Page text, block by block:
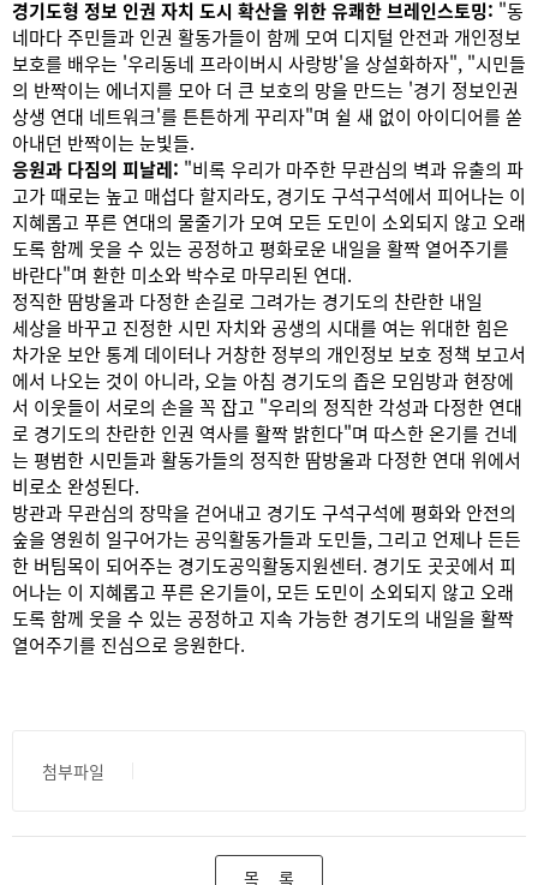
경기도형 정보 인권 자치 도시 확산을 위한 유쾌한 브레인스토밍: "동
네마다 주민들과 인권 활동가들이 함께 모여 디지털 안전과 개인정보
보호를 배우는 '우리동네 프라이버시 사랑방'을 상설화하자", "시민들
의 반짝이는 에너지를 모아 더 큰 보호의 망을 만드는 '경기 정보인권
상생 연대 네트워크'를 튼튼하게 꾸리자"며 쉴 새 없이 아이디어를 쏟
아내던 반짝이는 눈빛들.
응원과 다짐의 피날레: "비록 우리가 마주한 무관심의 벽과 유출의 파
고가 때로는 높고 매섭다 할지라도, 경기도 구석구석에서 피어나는 이
지혜롭고 푸른 연대의 물줄기가 모여 모든 도민이 소외되지 않고 오래
도록 함께 웃을 수 있는 공정하고 평화로운 내일을 활짝 열어주기를
바란다"며 환한 미소와 박수로 마무리된 연대.
정직한 땀방울과 다정한 손길로 그려가는 경기도의 찬란한 내일
세상을 바꾸고 진정한 시민 자치와 공생의 시대를 여는 위대한 힘은
차가운 보안 통계 데이터나 거창한 정부의 개인정보 보호 정책 보고서
에서 나오는 것이 아니라, 오늘 아침 경기도의 좁은 모임방과 현장에
서 이웃들이 서로의 손을 꼭 잡고 "우리의 정직한 각성과 다정한 연대
로 경기도의 찬란한 인권 역사를 활짝 밝힌다"며 따스한 온기를 건네
는 평범한 시민들과 활동가들의 정직한 땀방울과 다정한 연대 위에서
비로소 완성된다.
방관과 무관심의 장막을 걷어내고 경기도 구석구석에 평화와 안전의
숲을 영원히 일구어가는 공익활동가들과 도민들, 그리고 언제나 든든
한 버팀목이 되어주는 경기도공익활동지원센터. 경기도 곳곳에서 피
어나는 이 지혜롭고 푸른 온기들이, 모든 도민이 소외되지 않고 오래
도록 함께 웃을 수 있는 공정하고 지속 가능한 경기도의 내일을 활짝
열어주기를 진심으로 응원한다.
첨부파일
목 록